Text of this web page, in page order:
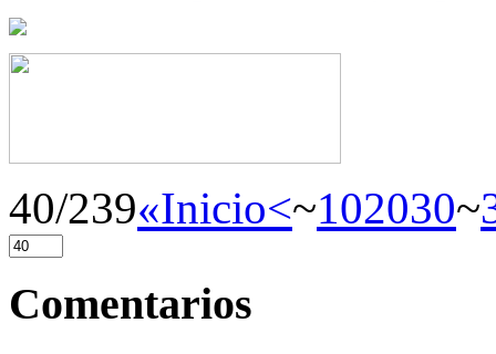
40/239«Inicio<~102030~
Comentarios